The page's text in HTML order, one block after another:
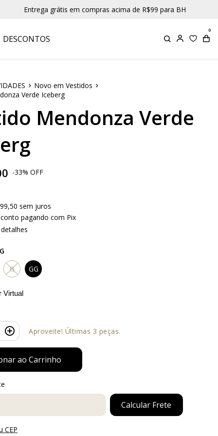
Entrega grátis em compras acima de R$99 para BH
DESCONTOS
0
Novo em Vestidos
Verde Iceberg
Mendonza Verde
-33% OFF
sem juros
pagando com Pix
G GG
Virtual
Aproveite! Últimas 3 peças.
o CEP:
Calcular Frete
CEP